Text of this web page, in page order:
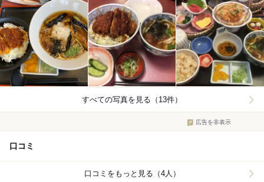
すべての写真を見る（13件）
広告を非表示
口コミ
口コミをもっと見る（4人）